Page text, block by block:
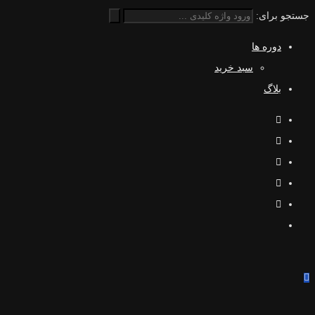
جستجو برای:
دوره ها
سبد خرید
بلاگ